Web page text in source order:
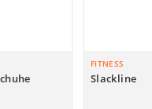
FITNESS
Slackline